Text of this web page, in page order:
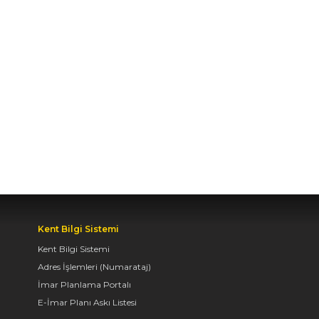
Kent Bilgi Sistemi
Kent Bilgi Sistemi
Adres İşlemleri (Numarataj)
İmar Planlama Portalı
E-İmar Planı Askı Listesi